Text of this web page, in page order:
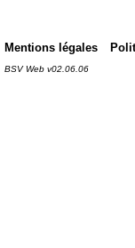
Mentions légales
BSV Web v02.06.06